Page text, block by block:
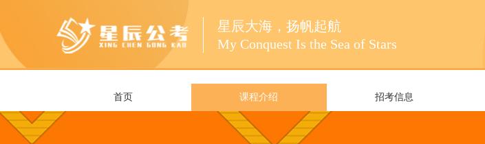
星辰大海，扬帆起航
My Conquest Is the Sea of Stars
首页 课程介绍 招考信息